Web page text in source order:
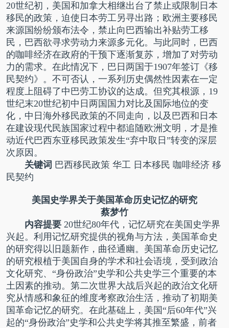
20世纪初，美国和加拿大相继出台了禁止或限制日本
移民的政策，迫使日本劳工另寻出路；欧洲主要移民
来源国纷纷颁布法令，禁止向巴西输出补贴劳工移
民，巴西欲寻求劳动力来源多元化。与此同时，巴西
的咖啡经济在政府的干预下逐渐复苏，增加了对劳动
力的需求。在此情况下，巴日两国于1907年签订《移
民契约》。不可否认，一系列历史偶然性因素在一定
程度上阻碍了中巴劳工协议的达成。但究其根源，19
世纪末20世纪初中日两国国力对比及国际地位的变
化，中日海外移民政策的不同走向，以及巴西和日本
在建设现代民族国家过程中都追随欧洲文明，才是推
动近代巴西东亚移民政策发生“弃中取日”转变的深层
次原因。
关键词 巴西移民政策 华工 日本移民 咖啡经济 移
民契约
美国史学界关于美国革命历史记忆的研究
蔡梦竹
内容提要20世纪80年代，记忆研究在美国史学界
兴起。利用记忆研究提供的视角与方法，美国革命史
的研究得以旧题新作，曲径通幽。美国革命历史记忆
的研究根植于美国自身的学术和社会语境，受到政治
文化研究、“身份政治”史学和公共史学三个重要的本
土因素的推动。第二次世界大战后兴起的政治文化研
究从情感和象征的维度考察政治生活，推动了初期美
国革命记忆的研究。在此基础上，美国“后60年代”兴
起的“身份政治”史学和公共史学将其推至繁盛，前者